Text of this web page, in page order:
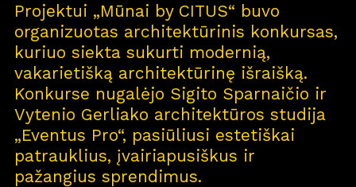
Projektui „Mūnai by CITUS“ buvo
organizuotas architektūrinis konkursas,
kuriuo siekta sukurti modernią,
vakarietišką architektūrinę išraišką.
Konkurse nugalėjo Sigito Sparnaičio ir
Vytenio Gerliako architektūros studija
„Eventus Pro“, pasiūliusi estetiškai
patrauklius, įvairiapusiškus ir
pažangius sprendimus.